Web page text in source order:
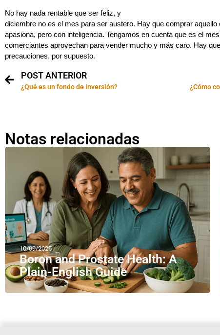
No hay nada rentable que ser feliz, y
diciembre no es el mes para ser austero. Hay que comprar aquello
apasiona, pero con inteligencia. Tengamos en cuenta que es el
comerciantes aprovechan para vender mucho y más caro. Hay
precauciones, por supuesto.
POST ANTERIOR
¿Qué es un fondo de inversión? ¿Cómo
Notas relacionadas
10/09/2025
Boron and Prostate Health: A
Plain-English Guide